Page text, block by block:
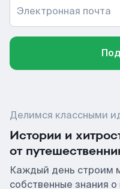
Электронная почта
Делимся классными
Истории и
от
Каждый день строим
собственные знания